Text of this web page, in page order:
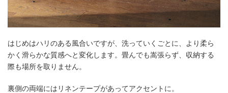
はじめはハリのある風合いですが、洗っていくごとに、より柔ら
かく滑らかな質感へと変化します。畳んでも嵩張らず、収納する
際も場所を取りません。
裏側の両端にはリネンテープがあってアクセントに。